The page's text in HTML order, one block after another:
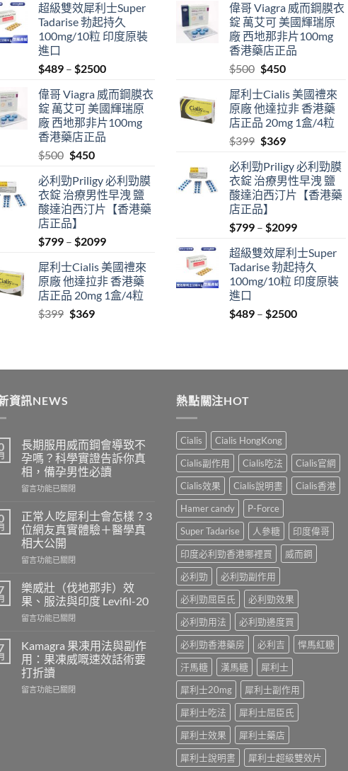
超級雙效犀利士Super
Tadarise 勃起持久
100mg/10粒 印度原裝
進口
$489 – $2500Price
$489
through
$2500
偉哥 Viagra 威而鋼膜衣
錠 萬艾可 美國輝瑞原
廠 西地那非片100mg
香港藥店正品
$500 Original
was:
$500.
$450Current
is:
$450.
必利勁Priligy 必利勁膜
衣錠 治療男性早洩 鹽
酸達泊西汀片【香港藥
店正品】
$799 – $2099Price
$799
through
$2099
犀利士Cialis 美國禮來
原廠 他達拉非 香港藥
店正品 20mg 1盒/4粒
$399 Original
$369Current
偉哥 Viagra 威而鋼膜衣
錠 萬艾可 美國輝瑞原
廠 西地那非片100mg
香港藥店正品
$500 Original
was:
$500.
$450Current
is:
$450.
犀利士Cialis 美國禮來
原廠 他達拉非 香港藥
店正品 20mg 1盒/4粒
$399 Original
was:
$399.
$369Current
is:
$369.
必利勁Priligy 必利勁膜
衣錠 治療男性早洩 鹽
酸達泊西汀片【香港藥
店正品】
$799 – $2099Price
$799
through
$2099
超級雙效犀利士Super
Tadarise 勃起持久
100mg/10粒 印度原裝
進口
$489 – $2500Price
$2500
資訊NEWS
長期服用威而鋼會導致不
孕嗎？科學實證告訴你真
相，備孕男性必讀
在
期
服
用
威
而
會
導
致
不
嗎？
科
學
實
證
留言功能已關閉
正常人吃犀利士會怎樣？3
位網友真實體驗＋醫學真
相大公開
在
常
人
吃
犀
士
會
怎
樣？
3
留言功能已關閉
樂威壯（伐地那非）效
果、服法與印度 Levifil-20
在
威
壯
（伐
地
那
留言功能已關閉
Kamagra 果凍用法與副作
用：果凍威嘅速效話術要
打折讀
在
留言功能已關閉
熱點關注HOT
Cialis
Cialis HongKong
Cialis副作用
Cialis吃法
Cialis官網
Cialis效果
Cialis說明書
Cialis香港
Hamer candy
P-Force
Super Tadarise
人參糖
印度偉哥
印度必利勁香港哪裡買
威而鋼
必利勁
必利勁副作用
必利勁屈臣氏
必利勁效果
必利勁用法
必利勁邊度買
必利勁香港藥房
必利吉
悍馬紅糖
汗馬糖
漢馬糖
犀利士
犀利士20mg
犀利士副作用
犀利士吃法
犀利士屈臣氏
犀利士效果
犀利士藥店
犀利士說明書
犀利士超級雙效片